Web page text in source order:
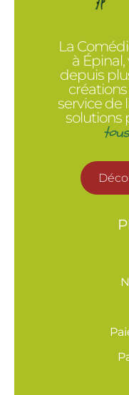
La
à
depuis
service de
solutions